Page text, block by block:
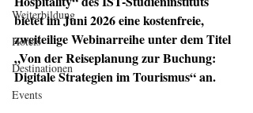
Weiterbildung
Hotels
Destinationen
Events
bietet im Juni 2026 eine kostenfreie,
zweiteilige Webinarreihe unter dem Titel
„Von der Reiseplanung zur Buchung:
Digitale Strategien im Tourismus“ an.